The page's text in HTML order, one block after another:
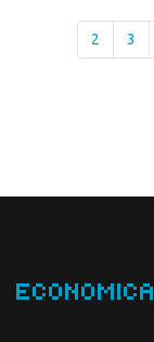
2 3
ECONOMICA